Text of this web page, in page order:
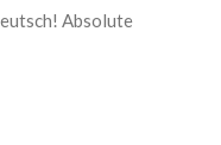
Absolute